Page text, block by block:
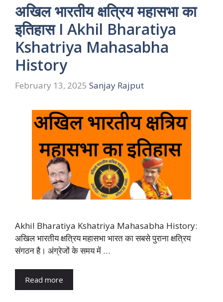
अखिल भारतीय क्षत्रिय महासभा का
इतिहास I Akhil Bharatiya
Kshatriya Mahasabha
History
February 13, 2025 Sanjay Rajput
Akhil Bharatiya Kshatriya Mahasabha History:
अखिल भारतीय क्षत्रिय महासभा भारत का सबसे पुराना क्षत्रिय
संगठन है। अंग्रेजों के समय में …
Read more